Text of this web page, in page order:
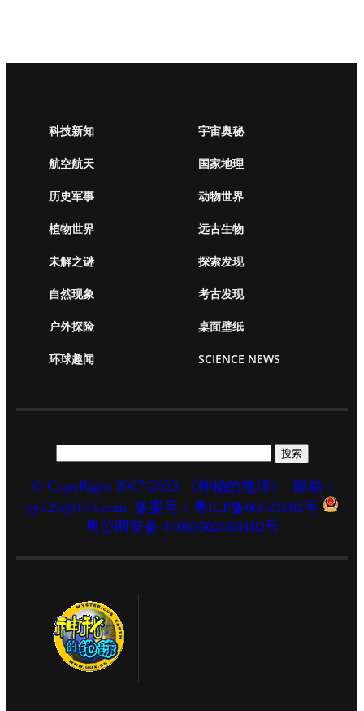
科技新知 宇宙奥秘
航空航天 国家地理
历史军事 动物世界
植物世界 远古生物
未解之谜 探索发现
自然现象 考古发现
户外探险 桌面壁纸
环球趣闻 SCIENCE NEWS
© CopyRight 2007-2023 《神秘的地球》
邮箱：
yy525@163.com 备案号：粤ICP备06021002号
粤公网安备 44060502003102号